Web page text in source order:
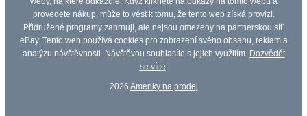
provedete nákup, může to vést k tomu, že tento web získá provizi.
Přidružené programy zahrnují, ale nejsou omezeny na partnerskou síť
eBay. Tento web používá cookies pro zobrazení svého obsahu, reklam a
analýzu návštěvnosti. Návštěvou souhlasíte s jejich využitím. Dozvědět
se více
2026 Ameriky na prodej